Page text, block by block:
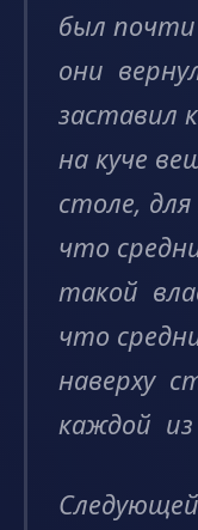
был
они
заставил
на куче
столе,
что
такой
что
наверху
каждой из